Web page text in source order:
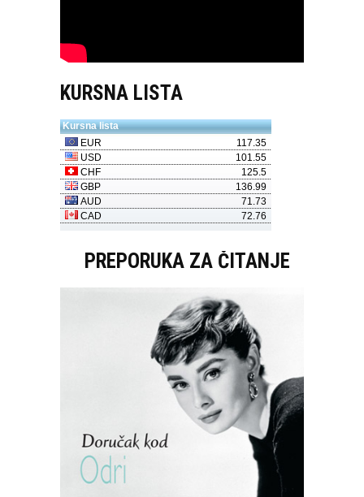
KURSNA LISTA
PREPORUKA ZA ČITANJE